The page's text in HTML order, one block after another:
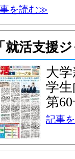
を読む≫
「就活支援
大
学
第
記事